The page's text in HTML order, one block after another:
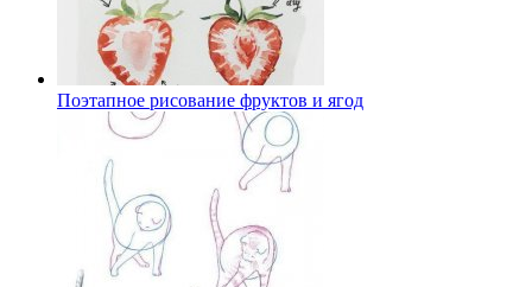
Поэтапное рисование фруктов и ягод